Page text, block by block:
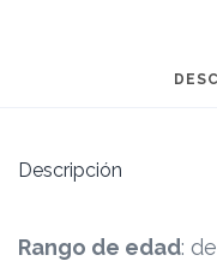
Descripción
Rango de edad: